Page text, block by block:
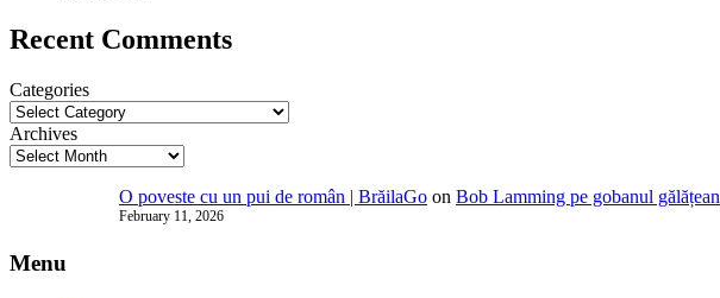
Recent Comments
Categories
Archives
O poveste cu un pui de român | BrăilaGo on Bob Lamming pe gobanul gălățean
February 11, 2026
Menu